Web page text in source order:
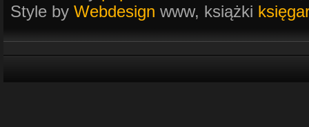
Style by Webdesign www, książki